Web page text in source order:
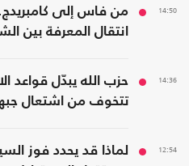
14:50
من فاس إلى
انتقال المعرفة بين
14:36
حزب الله يبدّل قواعد
تتخوف من اشتعال
12:54
لماذا قد يحدد فوز